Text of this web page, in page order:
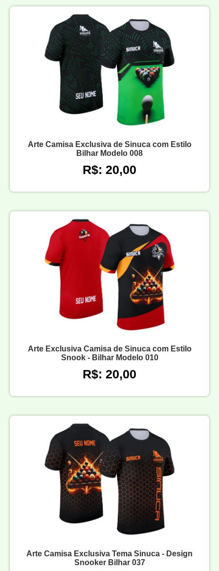
Arte Camisa Exclusiva de Sinuca com Estilo
Bilhar Modelo 008
R$: 20,00
Arte Exclusiva Camisa de Sinuca com Estilo
Snook - Bilhar Modelo 010
R$: 20,00
Arte Camisa Exclusiva Tema Sinuca - Design
Snooker Bilhar 037